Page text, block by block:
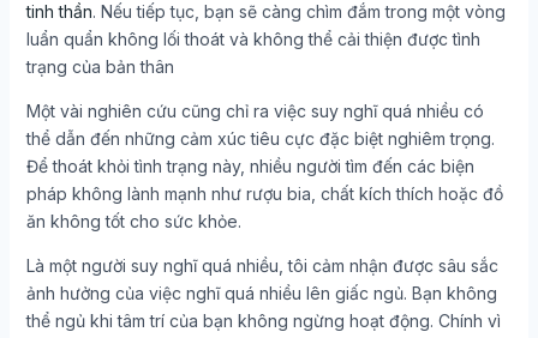
tinh thần. Nếu tiếp tục, bạn sẽ càng chìm đắm trong một vòng
luẩn quẩn không lối thoát và không thể cải thiện được tình
trạng của bản thân
Một vài nghiên cứu cũng chỉ ra việc suy nghĩ quá nhiều có
thể dẫn đến những cảm xúc tiêu cực đặc biệt nghiêm trọng.
Để thoát khỏi tình trạng này, nhiều người tìm đến các biện
pháp không lành mạnh như rượu bia, chất kích thích hoặc đồ
ăn không tốt cho sức khỏe.
Là một người suy nghĩ quá nhiều, tôi cảm nhận được sâu sắc
ảnh hưởng của việc nghĩ quá nhiều lên giấc ngủ. Bạn không
thể ngủ khi tâm trí của bạn không ngừng hoạt động. Chính vì